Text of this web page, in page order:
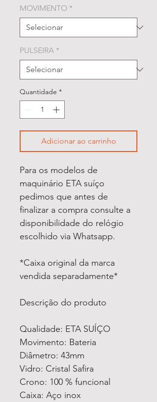
MOVIMENTO *
PULSEIRA *
Quantidade *
Adicionar ao carrinho
Para os modelos de
maquinário ETA suíço
pedimos que antes de
finalizar a compra consulte a
disponibilidade do relógio
escolhido via Whatsapp.
*Caixa original da marca
vendida separadamente*
Descrição do produto
Qualidade: ETA SUÍÇO
Movimento: Bateria
Diâmetro: 43mm
Vidro: Cristal Safira
Crono: 100 % funcional
Caixa: Aço inox